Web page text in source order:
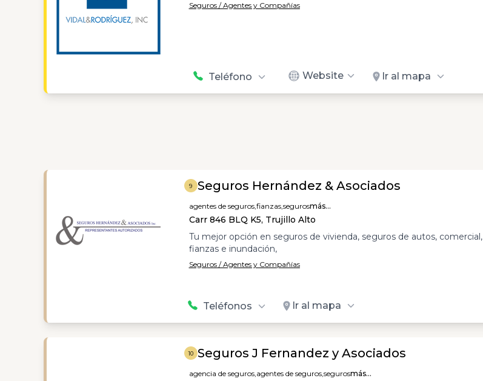
Seguros / Agentes y Compañías
Teléfono Website Ir al mapa
9 Seguros Hernández & Asociados
agentes de seguros,fianzas,segurosmás...
Carr 846 BLQ K5, Trujillo Alto
Tu mejor opción en seguros de vivienda, seguros de autos, comercial,
fianzas e inundación,
Seguros / Agentes y Compañías
Teléfonos Ir al mapa
10 Seguros J Fernandez y Asociados
agencia de seguros,agentes de seguros,segurosmás...